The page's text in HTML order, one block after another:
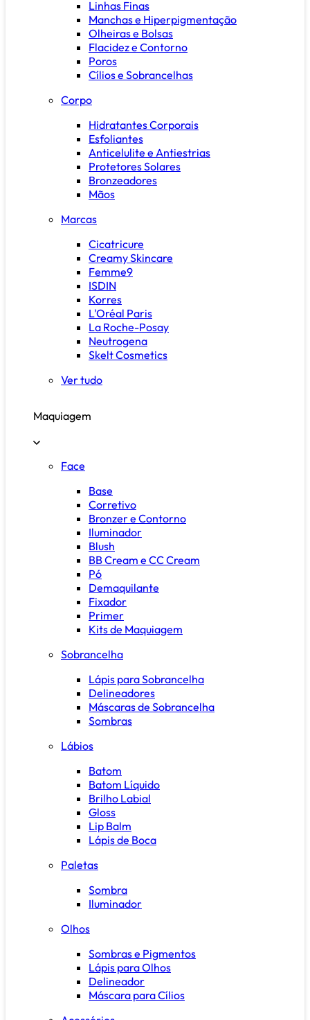
Linhas Finas
Manchas e Hiperpigmentação
Olheiras e Bolsas
Flacidez e Contorno
Poros
Cílios e Sobrancelhas
Corpo
Hidratantes Corporais
Esfoliantes
Anticelulite e Antiestrias
Protetores Solares
Bronzeadores
Mãos
Marcas
Cicatricure
Creamy Skincare
Femme9
ISDIN
Korres
L'Oréal Paris
La Roche-Posay
Neutrogena
Skelt Cosmetics
Ver tudo
Maquiagem
Face
Base
Corretivo
Bronzer e Contorno
Iluminador
Blush
BB Cream e CC Cream
Pó
Demaquilante
Fixador
Primer
Kits de Maquiagem
Sobrancelha
Lápis para Sobrancelha
Delineadores
Máscaras de Sobrancelha
Sombras
Lábios
Batom
Batom Líquido
Brilho Labial
Gloss
Lip Balm
Lápis de Boca
Paletas
Sombra
Iluminador
Olhos
Sombras e Pigmentos
Lápis para Olhos
Delineador
Máscara para Cílios